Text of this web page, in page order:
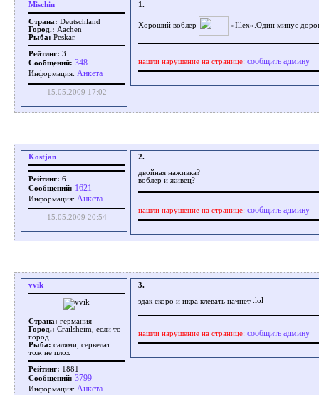
Mischin
Страна: Deutschland
Город.: Aachen
Рыба: Peskar.
Рейтинг: 3
Сообщений: 348
Информация: Aнкета
15.05.2009 17:02
1.
Xoроший воблер «Illex».Один минус
нашли нарушение на странице: сообщить админу
Kostjan
Рейтинг: 6
Сообщений: 1621
Информация: Aнкета
15.05.2009 20:54
2.
двойная наживка?
воблер и живец?
нашли нарушение на странице: сообщить админу
vvik
Страна: германия
Город.: Crailsheim, если то
город
Рыба: салями, сервелат
тож не плох
Рейтинг: 1881
Сообщений: 3799
Информация: Aнкета
3.
эдак скоро и икра клевать начнет
нашли нарушение на странице: сообщить админу